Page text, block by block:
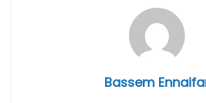
Bassem